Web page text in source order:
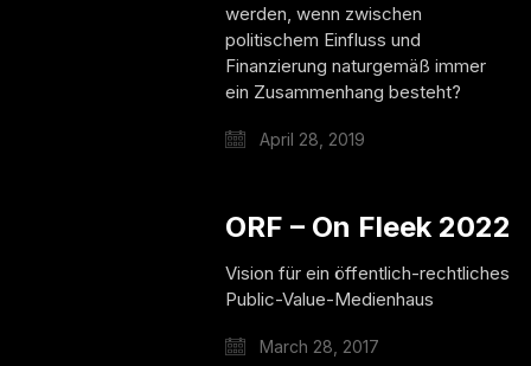
werden, wenn zwischen
politischem Einfluss und
Finanzierung naturgemäß immer
ein Zusammenhang besteht?
April 28, 2019
ORF – On Fleek 2022
Vision für ein öffentlich-rechtliches
Public-Value-Medienhaus
March 28, 2017